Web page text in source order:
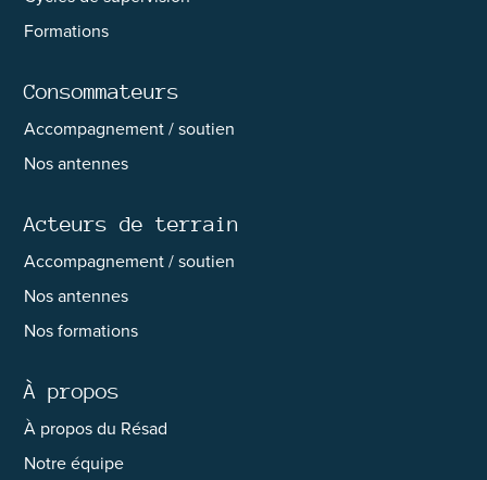
Formations
Consommateurs
Accompagnement / soutien
Nos antennes
Acteurs de terrain
Accompagnement / soutien
Nos antennes
Nos formations
À propos
À propos du Résad
Notre équipe